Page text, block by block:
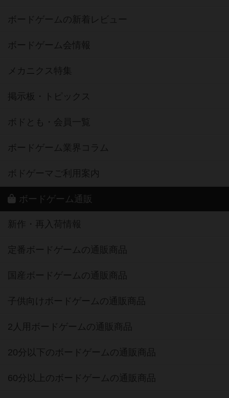
ボードゲームの新着レビュー
ボードゲーム会情報
メカニクス特集
掲示板・トピックス
ボドとも・会員一覧
ボードゲーム業界コラム
ボドゲーマご利用案内
ボードゲーム通販
新作・再入荷情報
定番ボードゲームの通販商品
国産ボードゲームの通販商品
子供向けボードゲームの通販商品
2人用ボードゲームの通販商品
20分以下のボードゲームの通販商品
60分以上のボードゲームの通販商品